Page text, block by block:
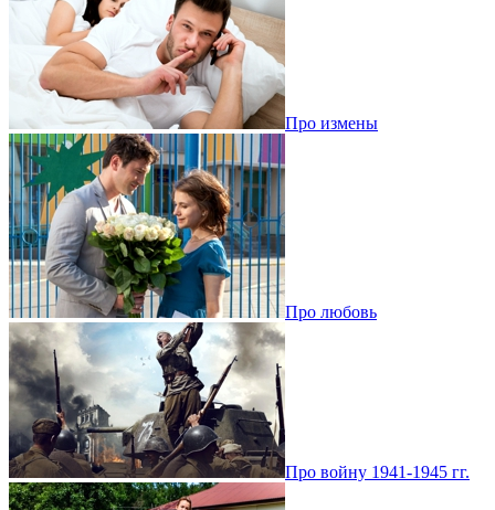
Про измены
Про любовь
Про войну 1941-1945 гг.